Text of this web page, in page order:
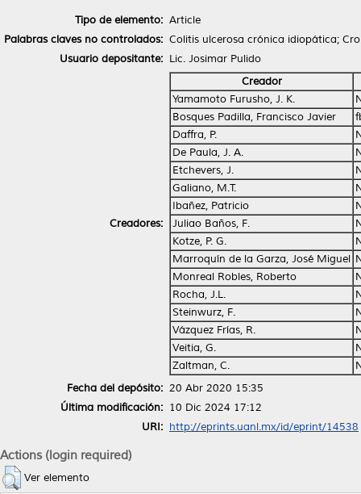
Tipo de elemento: Article
Palabras claves no controlados: Colitis ulcerosa crónica idiopática;
Usuario depositante: Lic. Josimar Pulido
Creadores:
Creador
Yamamoto Furusho, J. K.
Bosques Padilla, Francisco Javier
Daffra, P.
De Paula, J. A.
Etchevers, J.
Galiano, M.T.
Ibañez, Patricio
Juliao Baños, F.
Kotze, P. G.
Marroquín de la Garza, José Miguel
Monreal Robles, Roberto
Rocha, J.L.
Steinwurz, F.
Vázquez Frías, R.
Veitia, G.
Zaltman, C.
Fecha del depósito: 20 Abr 2020 15:35
Última modificación: 10 Dic 2024 17:12
URI: http://eprints.uanl.mx/id/eprint/14538
Actions (login required)
Ver elemento